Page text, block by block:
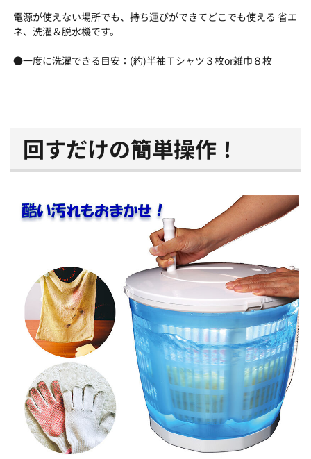
電源が使えない場所でも、持ち運びができてどこでも使える 省エ
ネ、洗濯＆脱水機です。
●一度に洗濯できる目安：(約)半袖Ｔシャツ３枚or雑巾８枚
回すだけの簡単操作！